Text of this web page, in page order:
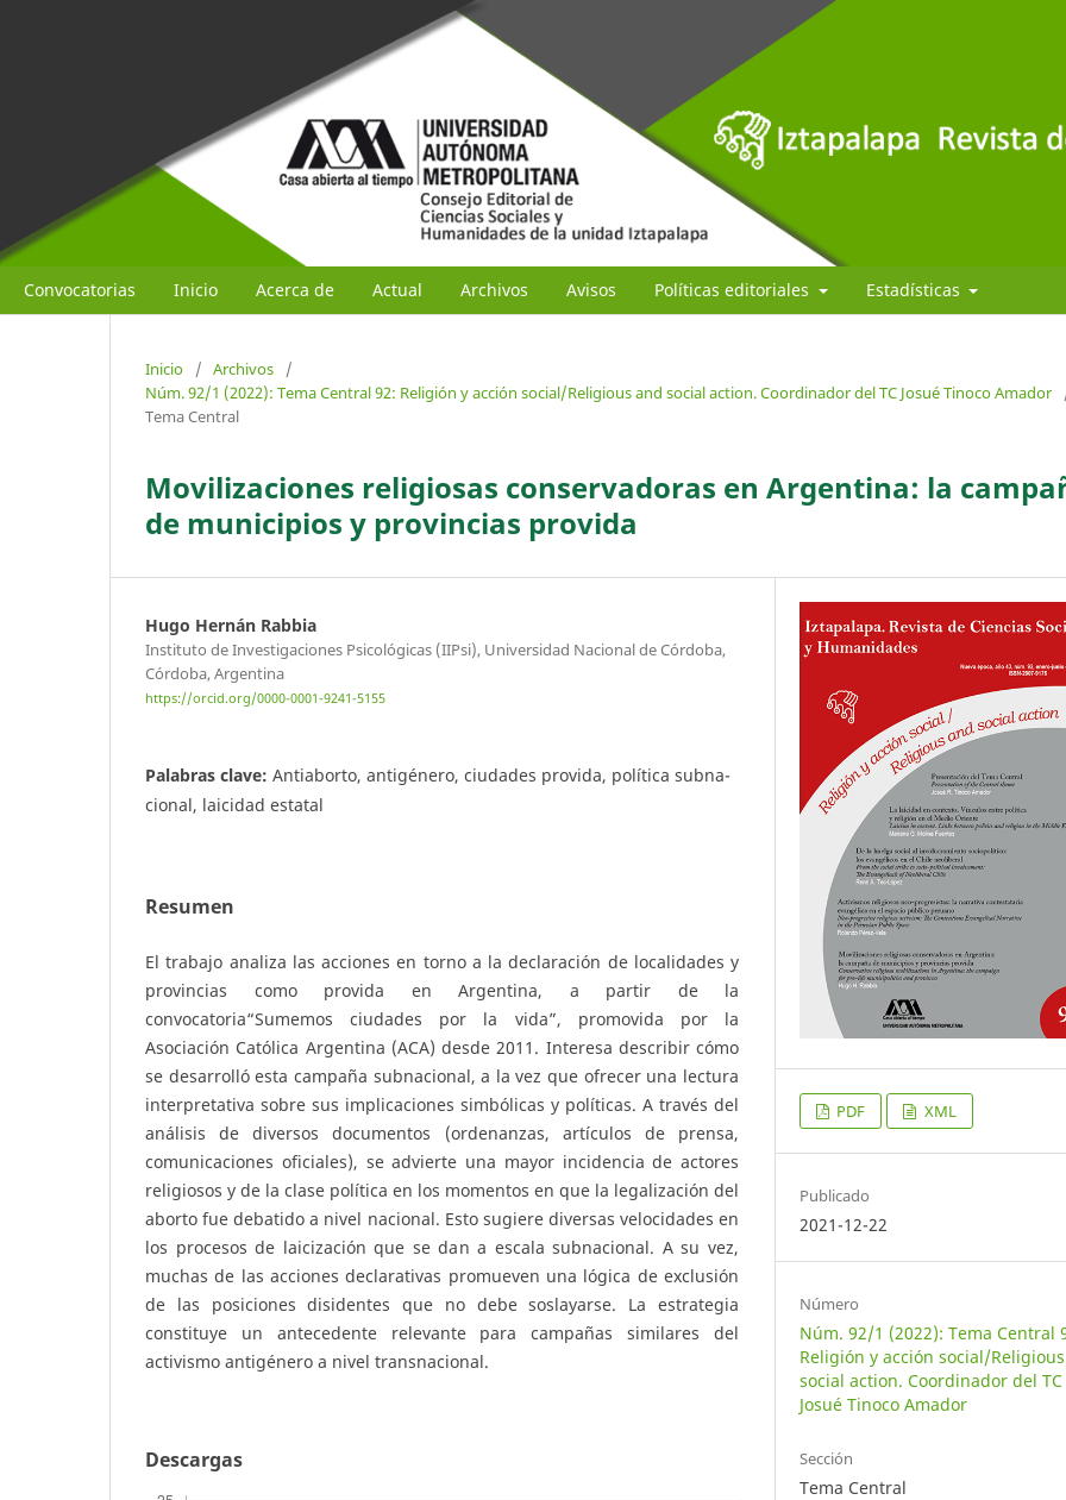
Convocatorias Inicio Acerca de Actual Archivos Avisos Políticas editoriales Estadísticas
Inicio / Archivos
/
Núm. 92/1 (2022): Tema Central 92: Religión y acción social/Religious and social action. Coordinador del TC Josué Tinoco Amador
Tema Central
Movilizaciones religiosas conservadoras en Argentina: la
de municipios y provincias provida
Hugo Hernán Rabbia
Instituto de Investigaciones Psicológicas (IIPsi), Universidad Nacional de Córdoba,
Córdoba, Argentina
https://orcid.org/0000-0001-9241-5155
Palabras clave: Antiaborto, antigénero, ciudades provida, política subna-
cional, laicidad estatal
Resumen
El trabajo analiza las acciones en torno a la declaración de localidades y
provincias como provida en Argentina, a partir de la
convocatoria“Sumemos ciudades por la vida”, promovida por la
Asociación Católica Argentina (ACA) desde 2011. Interesa describir cómo
se desarrolló esta campaña subnacional, a la vez que ofrecer una lectura
interpretativa sobre sus implicaciones simbólicas y políticas. A través del
análisis de diversos documentos (ordenanzas, artículos de prensa,
comunicaciones oficiales), se advierte una mayor incidencia de actores
religiosos y de la clase política en los momentos en que la legalización del
aborto fue debatido a nivel nacional. Esto sugiere diversas velocidades en
los procesos de laicización que se dan a escala subnacional. A su vez,
muchas de las acciones declarativas promueven una lógica de exclusión
de las posiciones disidentes que no debe soslayarse. La estrategia
constituye un antecedente relevante para campañas similares del
activismo antigénero a nivel transnacional.
Descargas
PDF XML
Publicado
2021-12-22
Número
Núm. 92/1 (2022): Tema Central
Religión y acción social/
social action. Coordinador del TC
Josué Tinoco Amador
Sección
Tema Central